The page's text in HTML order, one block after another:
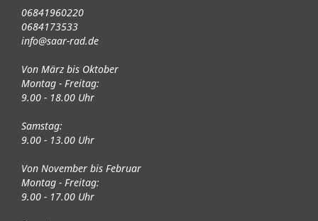
06841960220
0684173533
info@saar-rad.de
Von März bis Oktober
Montag - Freitag:
9.00 - 18.00 Uhr
Samstag:
9.00 - 13.00 Uhr
Von November bis Februar
Montag - Freitag:
9.00 - 17.00 Uhr